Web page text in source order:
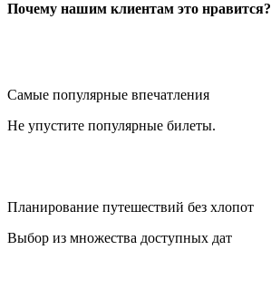
Почему нашим клиентам это нравится?
Самые популярные впечатления
Не упустите популярные билеты.
Планирование путешествий без хлопот
Выбор из множества доступных дат